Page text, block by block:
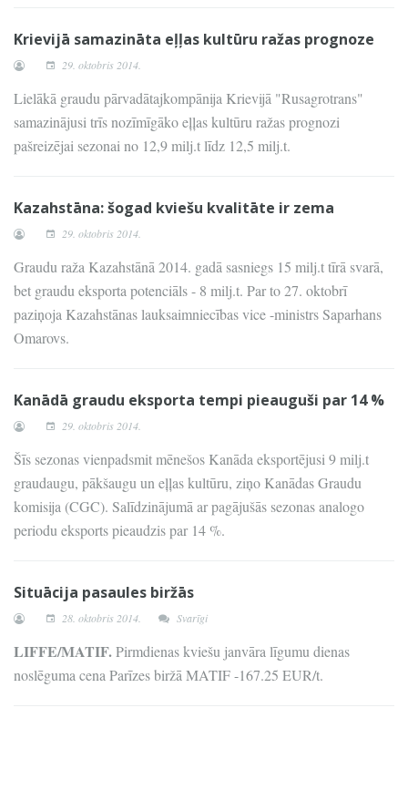
Krievijā samazināta eļļas kultūru ražas prognoze
29. oktobris 2014.
Lielākā graudu pārvadātajkompānija Krievijā "Rusagrotrans"
samazinājusi trīs nozīmīgāko eļļas kultūru ražas prognozi
pašreizējai sezonai no 12,9 milj.t līdz 12,5 milj.t.
Kazahstāna: šogad kviešu kvalitāte ir zema
29. oktobris 2014.
Graudu raža Kazahstānā 2014. gadā sasniegs 15 milj.t tīrā svarā,
bet graudu eksporta potenciāls - 8 milj.t. Par to 27. oktobrī
paziņoja Kazahstānas lauksaimniecības vice -ministrs Saparhans
Omarovs.
Kanādā graudu eksporta tempi pieauguši par 14 %
29. oktobris 2014.
Šīs sezonas vienpadsmit mēnešos Kanāda eksportējusi 9 milj.t
graudaugu, pākšaugu un eļļas kultūru, ziņo Kanādas Graudu
komisija (CGC). Salīdzinājumā ar pagājušās sezonas analogo
periodu eksports pieaudzis par 14 %.
Situācija pasaules biržās
28. oktobris 2014. Svarīgi
LIFFE/MATIF.Pirmdienas kviešu janvāra līgumu dienas
noslēguma cena Parīzes biržā MATIF -167.25 EUR/t.